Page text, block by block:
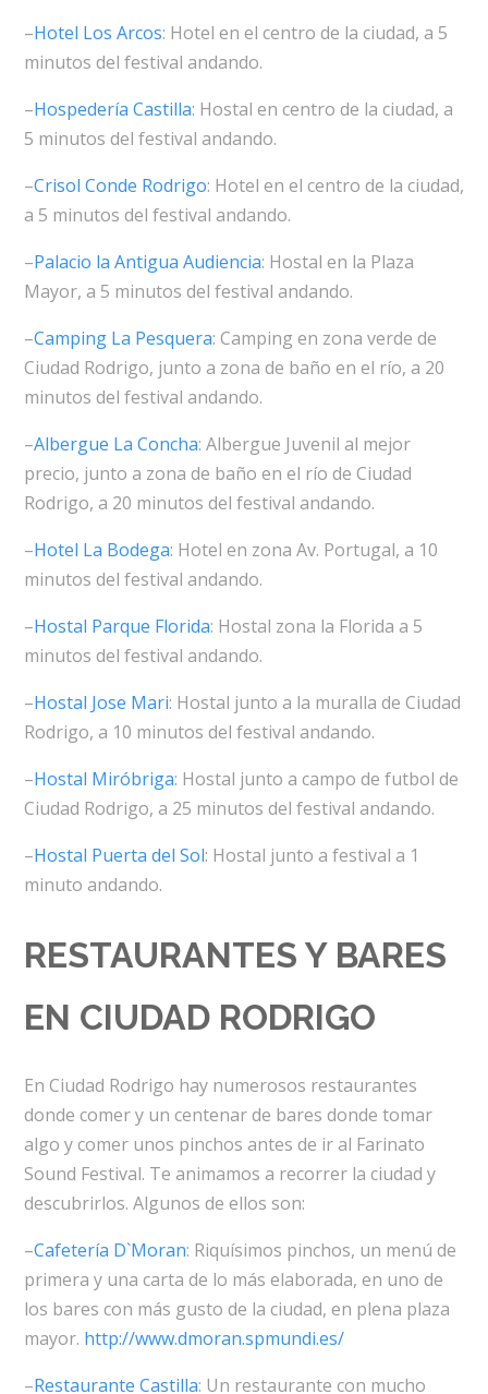
–Hotel Los Arcos: Hotel en el centro de la ciudad, a 5
minutos del festival andando.
–Hospedería Castilla: Hostal en centro de la ciudad, a
5 minutos del festival andando.
–Crisol Conde Rodrigo: Hotel en el centro de la ciudad,
a 5 minutos del festival andando.
–Palacio la Antigua Audiencia: Hostal en la Plaza
Mayor, a 5 minutos del festival andando.
–Camping La Pesquera: Camping en zona verde de
Ciudad Rodrigo, junto a zona de baño en el río, a 20
minutos del festival andando.
–Albergue La Concha: Albergue Juvenil al mejor
precio, junto a zona de baño en el río de Ciudad
Rodrigo, a 20 minutos del festival andando.
–Hotel La Bodega: Hotel en zona Av. Portugal, a 10
minutos del festival andando.
–Hostal Parque Florida: Hostal zona la Florida a 5
minutos del festival andando.
–Hostal Jose Mari: Hostal junto a la muralla de Ciudad
Rodrigo, a 10 minutos del festival andando.
–Hostal Miróbriga: Hostal junto a campo de futbol de
Ciudad Rodrigo, a 25 minutos del festival andando.
–Hostal Puerta del Sol: Hostal junto a festival a 1
minuto andando.
RESTAURANTES Y BARES
EN CIUDAD RODRIGO
En Ciudad Rodrigo hay numerosos restaurantes
donde comer y un centenar de bares donde tomar
algo y comer unos pinchos antes de ir al Farinato
Sound Festival. Te animamos a recorrer la ciudad y
descubrirlos. Algunos de ellos son:
–Cafetería D`Moran: Riquísimos pinchos, un menú de
primera y una carta de lo más elaborada, en uno de
los bares con más gusto de la ciudad, en plena plaza
mayor. http://www.dmoran.spmundi.es/
–Restaurante Castilla: Un restaurante con mucho